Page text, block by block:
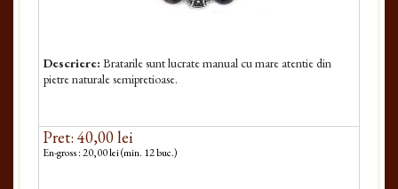
Descriere: Bratarile sunt lucrate manual cu mare atentie din
pietre naturale semipretioase.
Pret: 40,00 lei
En-gross : 20,00 lei (min. 12 buc.)